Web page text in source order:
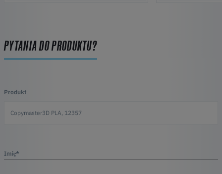
PYTANIA DO PRODUKTU?
Produkt
Imię*